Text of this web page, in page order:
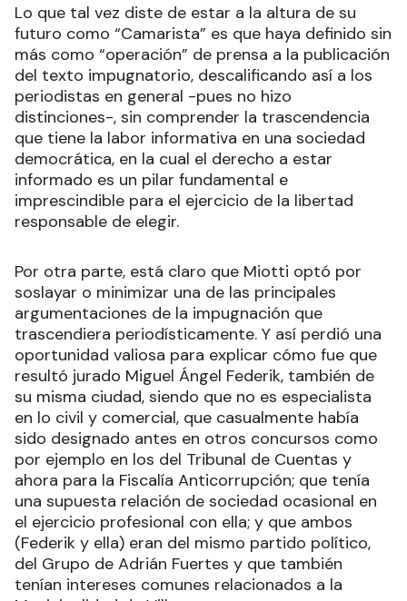
Lo que tal vez diste de estar a la altura de su
futuro como “Camarista” es que haya definido sin
más como “operación” de prensa a la publicación
del texto impugnatorio, descalificando así a los
periodistas en general -pues no hizo
distinciones-, sin comprender la trascendencia
que tiene la labor informativa en una sociedad
democrática, en la cual el derecho a estar
informado es un pilar fundamental e
imprescindible para el ejercicio de la libertad
responsable de elegir.
Por otra parte, está claro que Miotti optó por
soslayar o minimizar una de las principales
argumentaciones de la impugnación que
trascendiera periodísticamente. Y así perdió una
oportunidad valiosa para explicar cómo fue que
resultó jurado Miguel Ángel Federik, también de
su misma ciudad, siendo que no es especialista
en lo civil y comercial, que casualmente había
sido designado antes en otros concursos como
por ejemplo en los del Tribunal de Cuentas y
ahora para la Fiscalía Anticorrupción; que tenía
una supuesta relación de sociedad ocasional en
el ejercicio profesional con ella; y que ambos
(Federik y ella) eran del mismo partido político,
del Grupo de Adrián Fuertes y que también
tenían intereses comunes relacionados a la